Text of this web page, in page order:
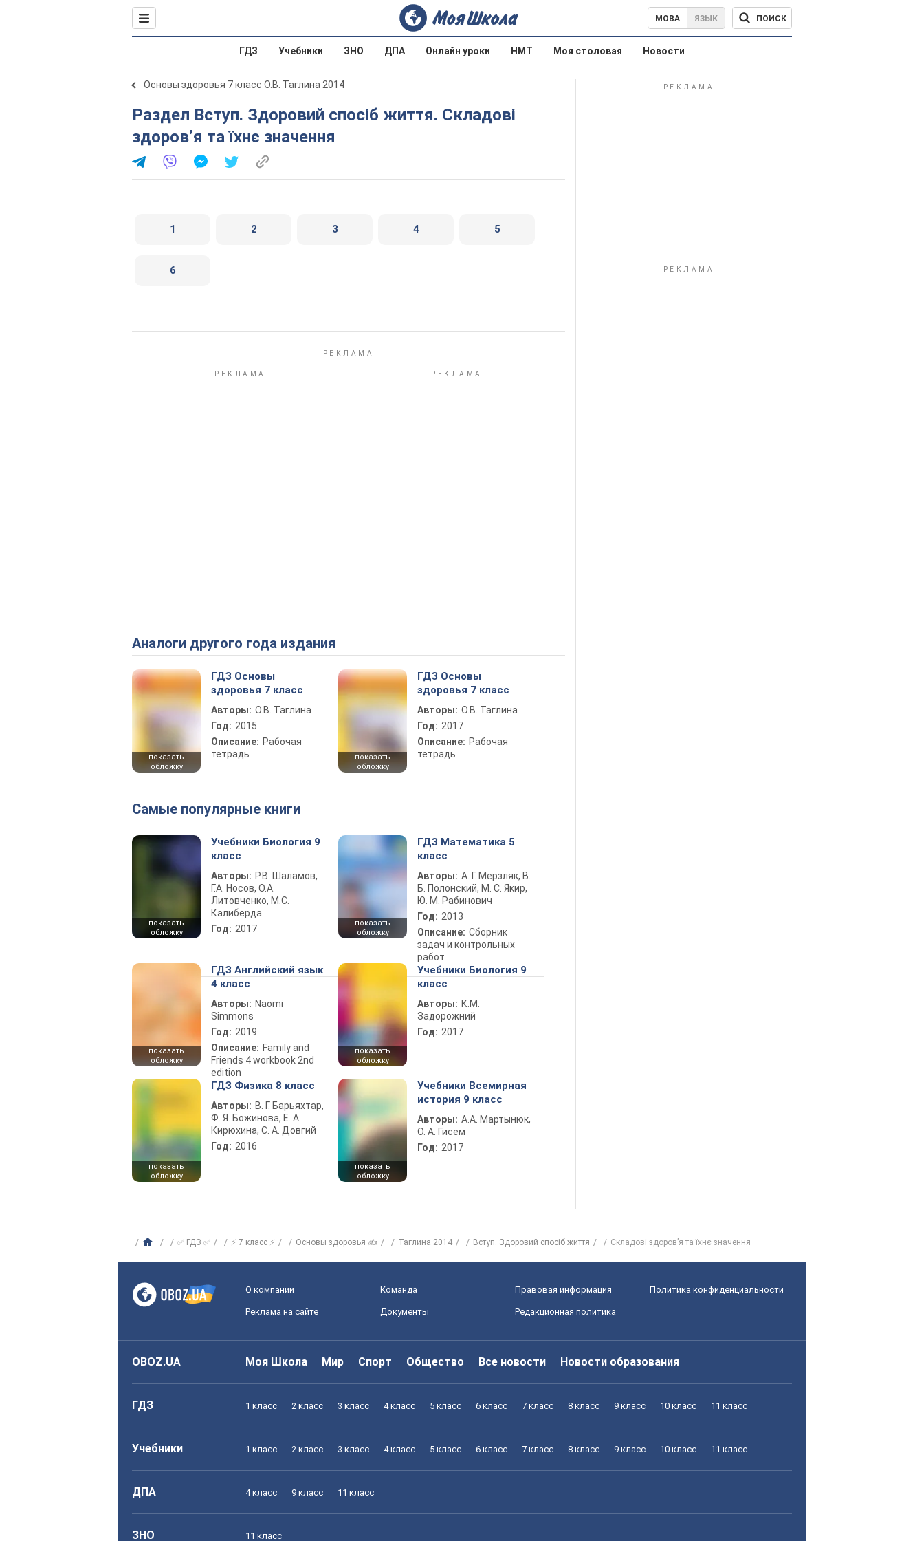
МОВА ЯЗЫК ПОИСК
ГДЗ Учебники ЗНО ДПА Онлайн уроки НМТ Моя столовая Новости
Основы здоровья 7 класс О.В. Таглина 2014
Раздел Вступ. Здоровий спосіб життя. Складові
здоров’я та їхнє значення
1 2 3 4 5
6
Аналоги другого года издания
показать
обложку
ГДЗ Основы
здоровья 7 класс
Авторы: О.В. Таглина
Год: 2015
Описание: Рабочая
тетрадь
показать
обложку
ГДЗ Основы
здоровья 7 класс
Авторы: О.В. Таглина
Год: 2017
Описание: Рабочая
тетрадь
Самые популярные книги
показать
обложку
Учебники Биология 9
класс
Авторы: Р.В. Шаламов,
Г.А. Носов, О.А.
Литовченко, М.С.
Калиберда
Год: 2017
показать
обложку
ГДЗ Математика 5
класс
Авторы: А. Г. Мерзляк, В.
Б. Полонский, М. С. Якир,
Ю. М. Рабинович
Год: 2013
Описание: Сборник
задач и контрольных
работ
показать
обложку
ГДЗ Английский язык
4 класс
Авторы: Naomi
Simmons
Год: 2019
Описание: Family and
Friends 4 workbook 2nd
edition
показать
обложку
Учебники Биология 9
класс
Авторы: К.М.
Задорожний
Год: 2017
показать
обложку
ГДЗ Физика 8 класс
Авторы: В. Г. Барьяхтар,
Ф. Я. Божинова, Е. А.
Кирюхина, С. А. Довгий
Год: 2016
показать
обложку
Учебники Всемирная
история 9 класс
Авторы: А.А. Мартынюк,
О. А. Гисем
Год: 2017
✅ ГДЗ ✅ ⚡ 7 класс ⚡ Основы здоровья ✍ Таглина 2014 Вступ. Здоровий спосіб життя Складові здоров’я та їхнє значення
О компании Команда Правовая информация Политика конфиденциальности
Реклама на сайте Документы Редакционная политика
OBOZ.UA Моя Школа Мир Спорт Общество Все новости Новости образования
ГДЗ 1 класс 2 класс 3 класс 4 класс 5 класс 6 класс 7 класс 8 класс 9 класс 10 класс 11 класс
Учебники 1 класс 2 класс 3 класс 4 класс 5 класс 6 класс 7 класс 8 класс 9 класс 10 класс 11 класс
ДПА 4 класс 9 класс 11 класс
ЗНО 11 класс